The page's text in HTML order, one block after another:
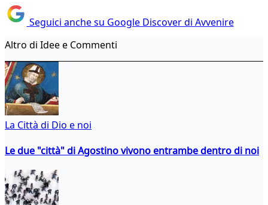
Seguici anche su Google Discover di Avvenire
Altro di Idee e Commenti
La Città di Dio e noi
Le due "città" di Agostino vivono entrambe dentro di noi